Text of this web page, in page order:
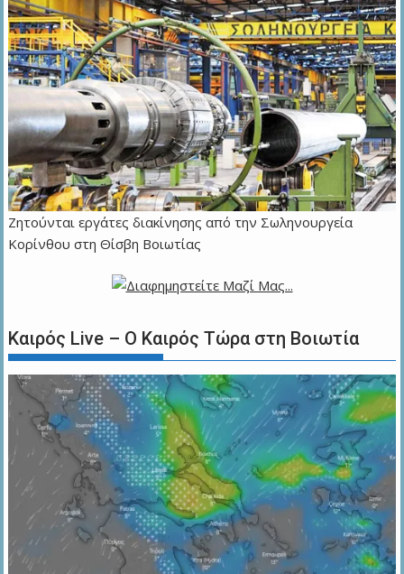
Ζητούνται εργάτες διακίνησης από την Σωληνουργεία
Κορίνθου στη Θίσβη Βοιωτίας
Καιρός Live – Ο Καιρός Τώρα στη Βοιωτία